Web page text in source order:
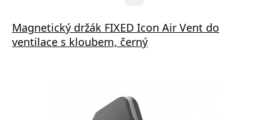
Magnetický držák FIXED Icon Air Vent do
ventilace s kloubem, černý